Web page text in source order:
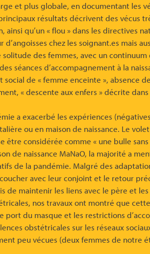
et plus globale, en documentant les
résultats décrivent des vécus
qu’un « flou » dans les directives
chez les soignant.es mais
des femmes, avec un
séances d’accompagnement à la
social de « femme enceinte », absence
« descente aux enfers » décrite
a exacerbé les expériences
ou en maison de naissance. Le
être considérée comme « une bulle
de naissance MaNaO, la majorité a
de la pandémie. Malgré des
avec leur conjoint et le retour
de maintenir les liens avec le père et
nos travaux ont montré que
du masque et les restrictions
obstétricales sur les réseaux
peu vécues (deux femmes de notre